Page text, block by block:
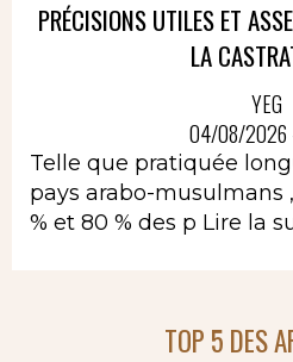
PRÉCISIONS UTILES ET
LA
YEG
04/08/2026
Telle que pratiquée
pays arabo-musulmans
% et 80 % des p Lire la
TOP 5 DES